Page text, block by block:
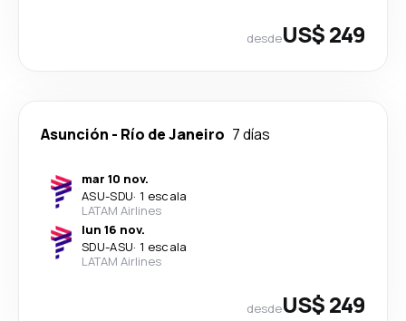
desdeUS$ 249
Asunción - Río de Janeiro 7 días
mar 10 nov.
ASU-SDU· 1 escala
LATAM Airlines
lun 16 nov.
SDU-ASU· 1 escala
LATAM Airlines
desdeUS$ 249